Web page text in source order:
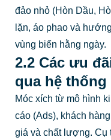
đảo nhỏ (Hòn Dầu,
lặn, áo phao và
vùng biển hằng ngày.
2.2 Các ưu
qua hệ thống
Móc xích từ mô hình
cáo (Ads), khách
giá và chất lượng. Cụ